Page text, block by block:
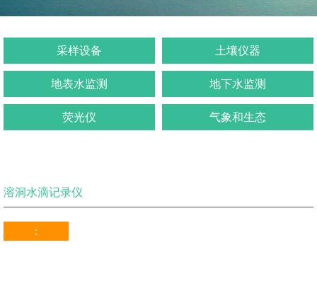
采样设备 土壤仪器
地表水监测 地下水监测
荧光仪 气象和生态
溶洞水滴记录仪
：